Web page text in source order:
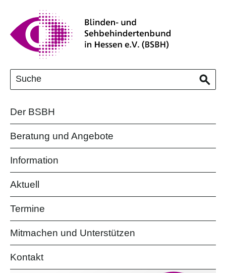
Der BSBH
Beratung und Angebote
Information
Aktuell
Termine
Mitmachen und Unterstützen
Kontakt